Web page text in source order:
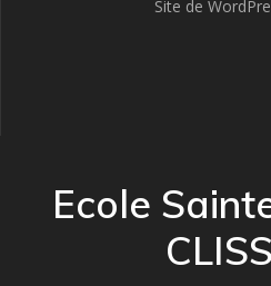
Site de
Ecole